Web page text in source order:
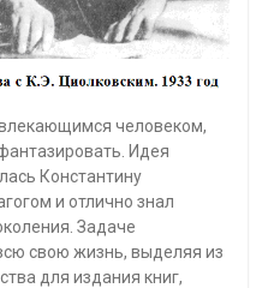
человеком,
Идея
Константину
и отлично знал
Задаче
свою жизнь, выделяя из
для издания книг,